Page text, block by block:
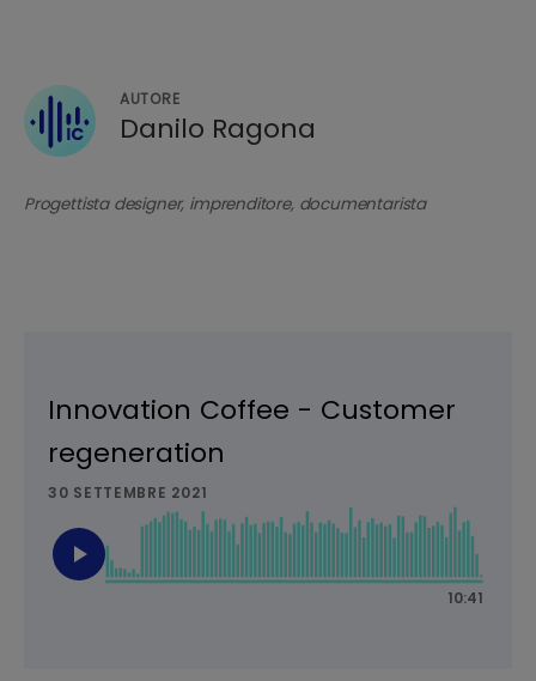
AUTORE
Danilo Ragona
Progettista designer, imprenditore, documentarista